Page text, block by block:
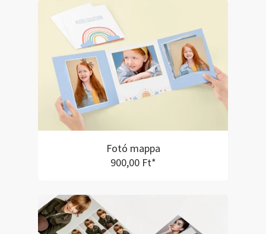
Fotó mappa
900,00 Ft*